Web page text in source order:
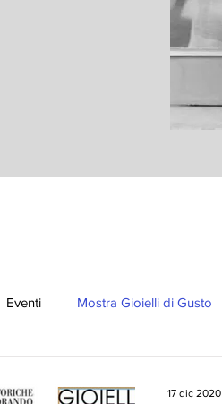
Eventi Mostra Gioielli di Gusto
17 dic 2020